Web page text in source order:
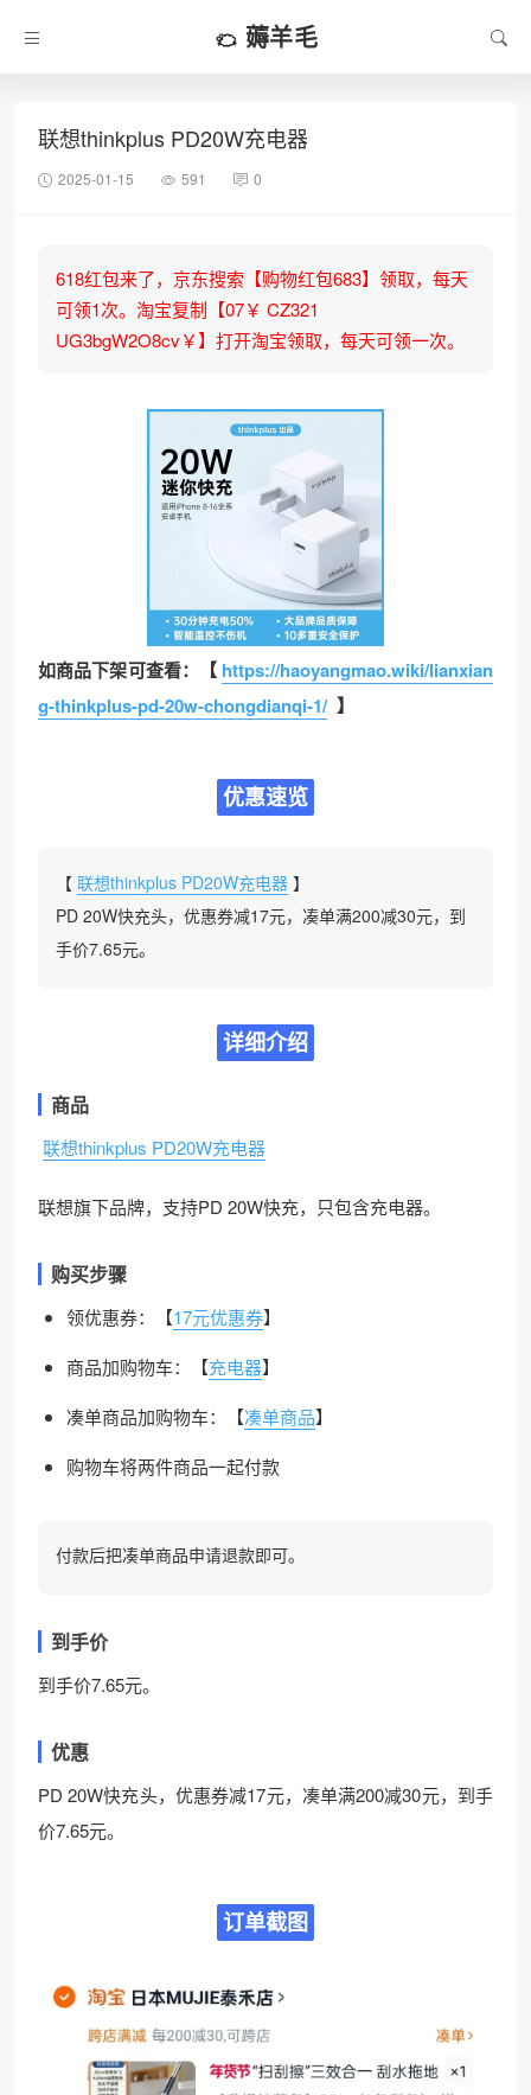
薅羊毛
联想thinkplus PD20W充电器
2025-01-15 591 0
618红包来了，京东搜索【购物红包683】领取，每天
可领1次。淘宝复制【07￥ CZ321
UG3bgW2O8cv￥】打开淘宝领取，每天可领一次。
如商品下架可查看：【 https://haoyangmao.wiki/lianxian
g-thinkplus-pd-20w-chongdianqi-1/ 】
优惠速览
【 联想thinkplus PD20W充电器 】
PD 20W快充头，优惠券减17元，凑单满200减30元，到
手价7.65元。
详细介绍
商品
联想thinkplus PD20W充电器
联想旗下品牌，支持PD 20W快充，只包含充电器。
购买步骤
领优惠券：【17元优惠券】
商品加购物车：【充电器】
凑单商品加购物车：【凑单商品】
购物车将两件商品一起付款
付款后把凑单商品申请退款即可。
到手价
到手价7.65元。
优惠
PD 20W快充头，优惠券减17元，凑单满200减30元，到手
价7.65元。
订单截图